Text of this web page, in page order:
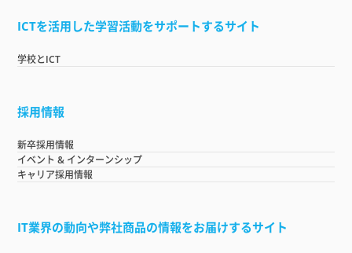
ICTを活用した学習活動をサポートするサイト
学校とICT
採用情報
新卒採用情報
イベント & インターンシップ
キャリア採用情報
IT業界の動向や弊社商品の情報をお届けするサイト